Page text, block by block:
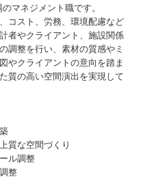
マネジメント職です。
コスト、労務、環境配慮など
者やクライアント、施設関係
調整を行い、素材の質感やミ
やクライアントの意向を踏ま
質の高い空間演出を実現して
質な空間づくり
ル調整
整